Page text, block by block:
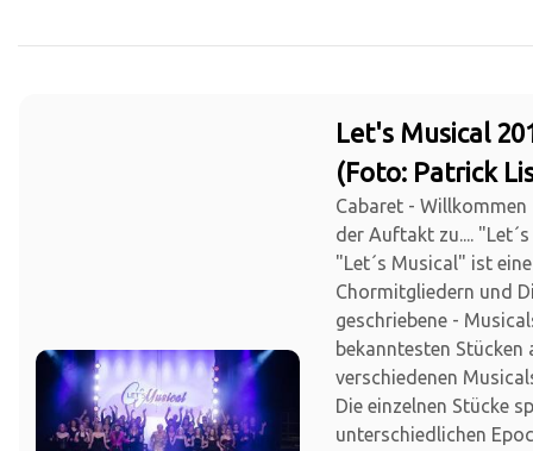
Let's Musical
(Foto: Patrick
Cabaret - Willkommen
der Auftakt zu....
"Let´s Musical" ist
Chormitgliedern und
geschriebene -
bekanntesten Stücken
verschiedenen
Die einzelnen Stücke
unterschiedlichen